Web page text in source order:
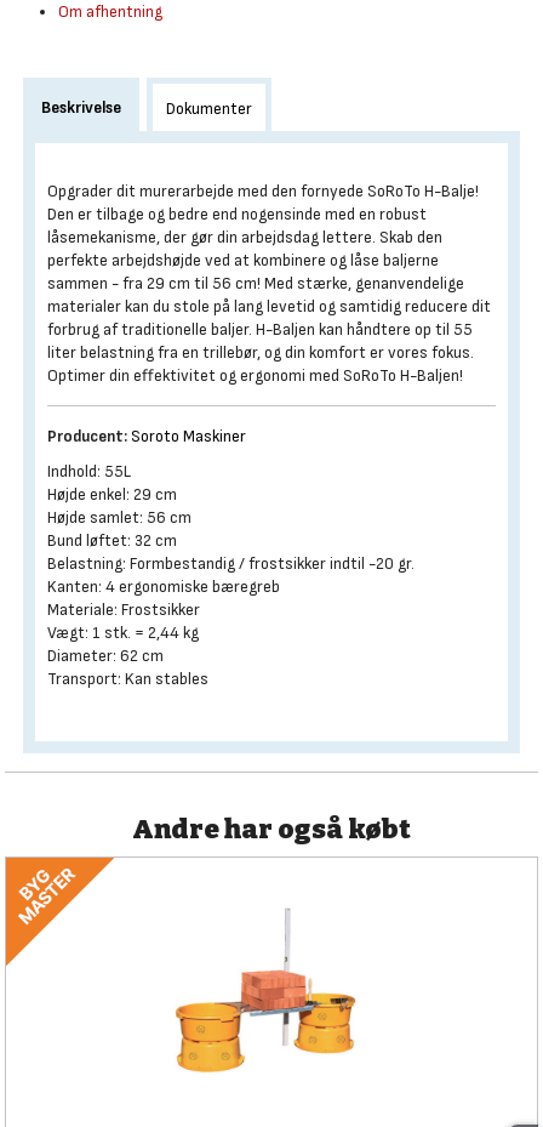
Om afhentning
Beskrivelse Dokumenter
Opgrader dit murerarbejde med den fornyede SoRoTo H-Balje!
Den er tilbage og bedre end nogensinde med en robust
låsemekanisme, der gør din arbejdsdag lettere. Skab den
perfekte arbejdshøjde ved at kombinere og låse baljerne
sammen - fra 29 cm til 56 cm! Med stærke, genanvendelige
materialer kan du stole på lang levetid og samtidig reducere dit
forbrug af traditionelle baljer. H-Baljen kan håndtere op til 55
liter belastning fra en trillebør, og din komfort er vores fokus.
Optimer din effektivitet og ergonomi med SoRoTo H-Baljen!
Producent: Soroto Maskiner
Indhold: 55L
Højde enkel: 29 cm
Højde samlet: 56 cm
Bund løftet: 32 cm
Belastning: Formbestandig / frostsikker indtil -20 gr.
Kanten: 4 ergonomiske bæregreb
Materiale: Frostsikker
Vægt: 1 stk. = 2,44 kg
Diameter: 62 cm
Transport: Kan stables
Andre har også købt